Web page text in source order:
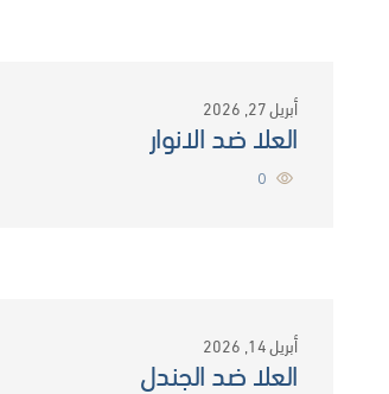
أبريل 27, 2026
العلا ضد الانوار
0
أبريل 14, 2026
العلا ضد الجندل